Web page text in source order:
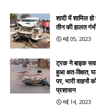
शादी में शामिल
तीन की हालत
मई 05, 2023
ट्रक ने बाइक
हुआ क्षत-विक्षत,
पर, भारी वाहनों
प्रशासन
मई 14, 2023